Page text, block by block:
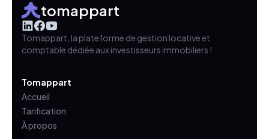
tomappart
Tomappart, la plateforme de gestion locative et
comptable dédiée aux investisseurs immobiliers !
Tomappart
Accueil
Tarification
À propos